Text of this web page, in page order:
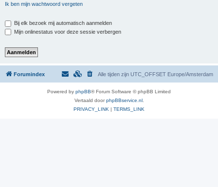
Ik ben mijn wachtwoord vergeten
Bij elk bezoek mij automatisch aanmelden
Mijn onlinestatus voor deze sessie verbergen
Forumindex Alle tijden zijn UTC_OFFSET Europe/Amsterdam
Powered by phpBB® Forum Software © phpBB Limited
Vertaald doorphpBBservice.nl.
PRIVACY_LINK | TERMS_LINK